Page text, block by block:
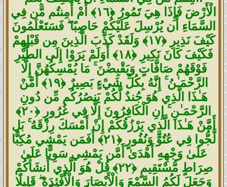
الْأَرْضَ فَإِذَا هِيَ تَمُورُ ﴿١٦﴾ أَمْ أَمِنتُم مَّن فِي
السَّمَاءِ أَن يُرْسِلَ عَلَيْكُمْ حَاصِبًاۖ فَسَتَعْلَمُونَ
كَيْفَ نَذِيرِ ﴿١٧﴾ وَلَقَدْ كَذَّبَ الَّذِينَ مِن قَبْلِهِمْ
فَكَيْفَ كَانَ نَكِيرِ﴿١٨﴾ أَوَلَمْ يَرَوْا إِلَى الطَّيْرِ
فَوْقَهُمْ صَافَّاتٍ وَيَقْبِضْنَۚ مَا يُمْسِكُهُنَّ إِلَّا
الرَّحْمَـٰنُۚ إِنَّهُ بِكُلِّ شَيْءٍ بَصِيرٌ﴿١٩﴾ أَمَّنْ
هَـٰذَا الَّذِي هُوَ جُندٌ لَّكُمْ يَنصُرُكُم مِّن دُونِ
الرَّحْمَـٰنِۚإِنِ الْكَافِرُونَ إِلَّا فِي غُرُورٍ ﴿٢٠﴾
أَمَّنْ هَـٰذَا الَّذِي يَرْزُقُكُمْ إِنْ أَمْسَكَ رِزْقَهُۚبَل
لَّجُّوا فِي عُتُوٍّ وَنُفُورٍ﴿٢١﴾ أَفَمَن يَمْشِي مُكِبًّا
عَلَىٰ وَجْهِهِ أَهْدَىٰ أَمَّن يَمْشِي سَوِيًّا عَلَىٰ
صِرَاطٍ مُّسْتَقِيمٍ﴿٢٢﴾قُلْ هُوَ الَّذِي أَنشَأَكُمْ
وَجَعَلَ لَكُمُ السَّمْعَ وَالْأَبْصَارَ وَالْأَفْئِدَةَۖ قَلِيلًا